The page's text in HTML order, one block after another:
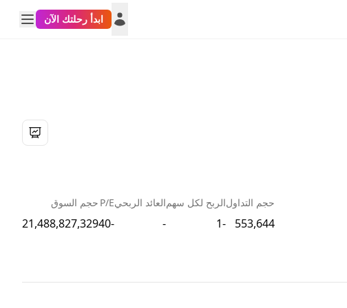
ابدأ رحلتك الآن
حجم التداول
553,644
الربح لكل سهم
-1
العائد الربحي
-
P/E
-40
حجم السوق
21,488,827,329